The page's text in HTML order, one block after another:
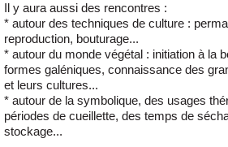
Il y aura aussi des rencontres :
* autour des techniques de culture :
reproduction, bouturage...
* autour du monde végétal : initiation à la
formes galéniques, connaissance des
et leurs cultures...
* autour de la symbolique, des usages
périodes de cueillette, des temps de
stockage...